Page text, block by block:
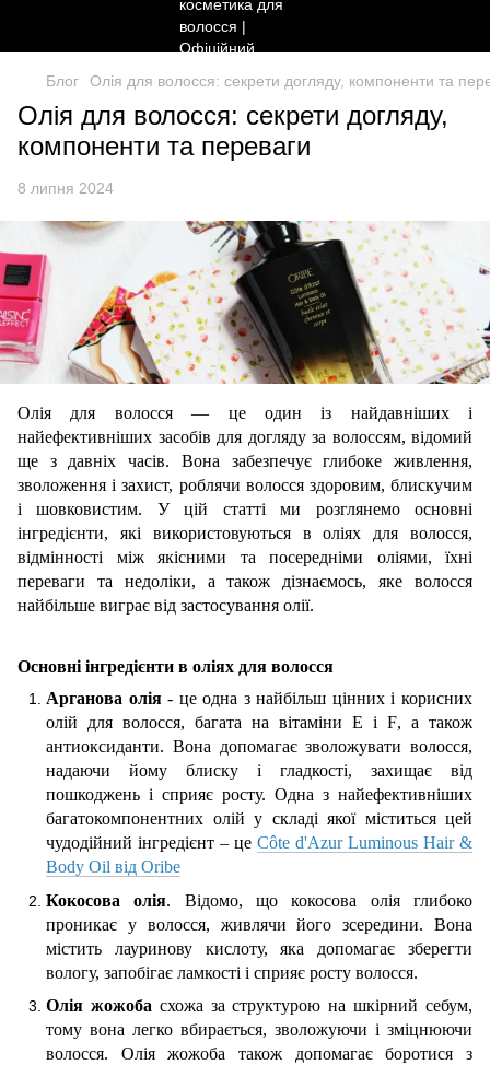
Блог Олія для волосся: секрети догляду, компоненти та
Олія для волосся: секрети догляду,
компоненти та переваги
8 липня 2024
Олія для волосся — це один із найдавніших і
найефективніших засобів для догляду за волоссям, відомий
ще з давніх часів. Вона забезпечує глибоке живлення,
зволоження і захист, роблячи волосся здоровим, блискучим
і шовковистим. У цій статті ми розглянемо основні
інгредієнти, які використовуються в оліях для волосся,
відмінності між якісними та посередніми оліями, їхні
переваги та недоліки, а також дізнаємось, яке волосся
найбільше виграє від застосування олії.
Основні інгредієнти в оліях для волосся
Арганова олія- це одна з найбільш цінних і корисних
олій для волосся, багата на вітаміни Е і F, а також
антиоксиданти. Вона допомагає зволожувати волосся,
надаючи йому блиску і гладкості, захищає від
пошкоджень і сприяє росту. Одна з найефективніших
багатокомпонентних олій у складі якої міститься цей
чудодійний інгредієнт – це Côte d'Azur Luminous Hair &
Body Oil від Oribe
Кокосова олія. Відомо, що кокосова олія глибоко
проникає у волосся, живлячи його зсередини. Вона
містить лауринову кислоту, яка допомагає зберегти
вологу, запобігає ламкості і сприяє росту волосся.
Олія жожоба схожа за структурою на шкірний себум,
тому вона легко вбирається, зволожуючи і зміцнюючи
волосся. Олія жожоба також допомагає боротися з